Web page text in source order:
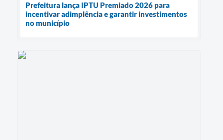
Prefeitura lança IPTU Premiado 2026 para
incentivar adimplência e garantir investimentos
no município